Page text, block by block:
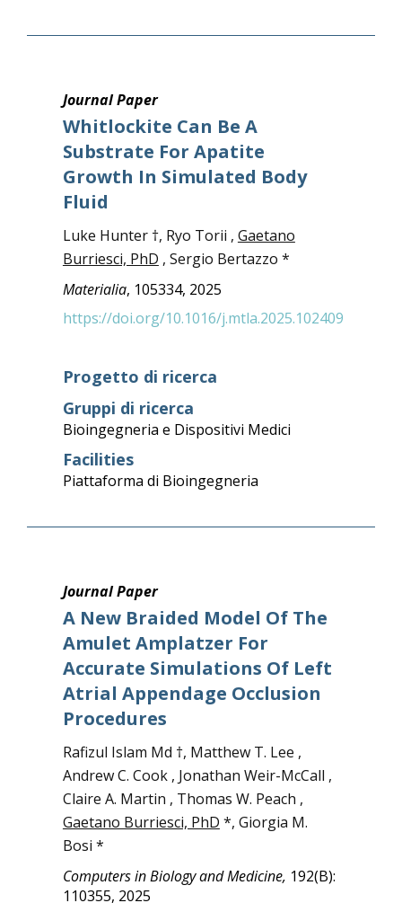
Journal Paper
Whitlockite Can Be A
Substrate For Apatite
Growth In Simulated Body
Fluid
Luke Hunter †, Ryo Torii , Gaetano
Burriesci, PhD , Sergio Bertazzo *
Materialia, 105334, 2025
https://doi.org/10.1016/j.mtla.2025.102409
Progetto di ricerca
Gruppi di ricerca
Bioingegneria e Dispositivi Medici
Facilities
Piattaforma di Bioingegneria
Journal Paper
A New Braided Model Of The
Amulet Amplatzer For
Accurate Simulations Of Left
Atrial Appendage Occlusion
Procedures
Rafizul Islam Md †, Matthew T. Lee ,
Andrew C. Cook , Jonathan Weir-McCall ,
Claire A. Martin , Thomas W. Peach ,
Gaetano Burriesci, PhD *, Giorgia M.
Bosi *
Computers in Biology and Medicine, 192(B):
110355, 2025